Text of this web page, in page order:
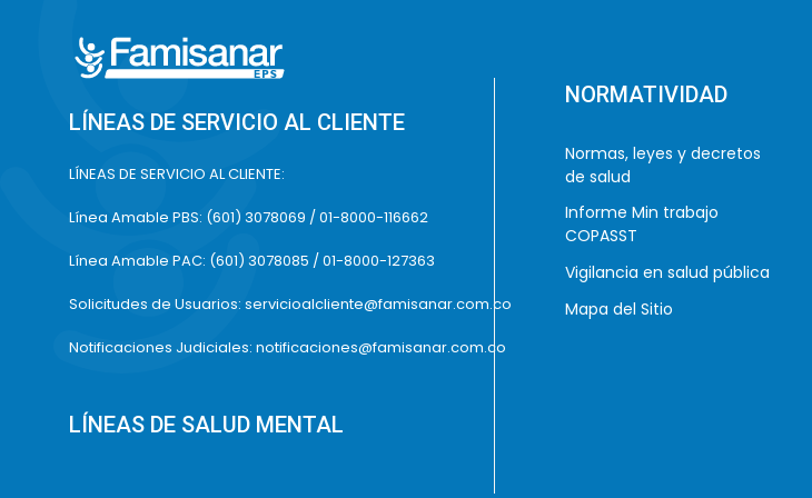
LÍNEAS DE SERVICIO AL CLIENTE
LÍNEAS DE SERVICIO AL CLIENTE:
Línea Amable PBS: (601) 3078069 / 01-8000-116662
Línea Amable PAC: (601) 3078085 / 01-8000-127363
Solicitudes de Usuarios: servicioalcliente@famisanar.com.co
Notificaciones Judiciales: notificaciones@famisanar.com.co
LÍNEAS DE SALUD MENTAL
NORMATIVIDAD
Normas, leyes y decretos
de salud
Informe Min trabajo
COPASST
Vigilancia en salud pública
Mapa del Sitio